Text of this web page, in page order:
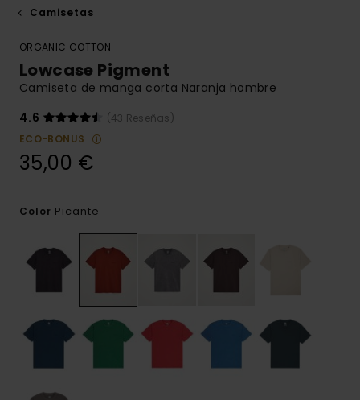
Camisetas
ORGANIC COTTON
Lowcase Pigment
Camiseta de manga corta Naranja hombre
4.6
(43 Reseñas)
ECO-BONUS
35,00 €
Color Picante